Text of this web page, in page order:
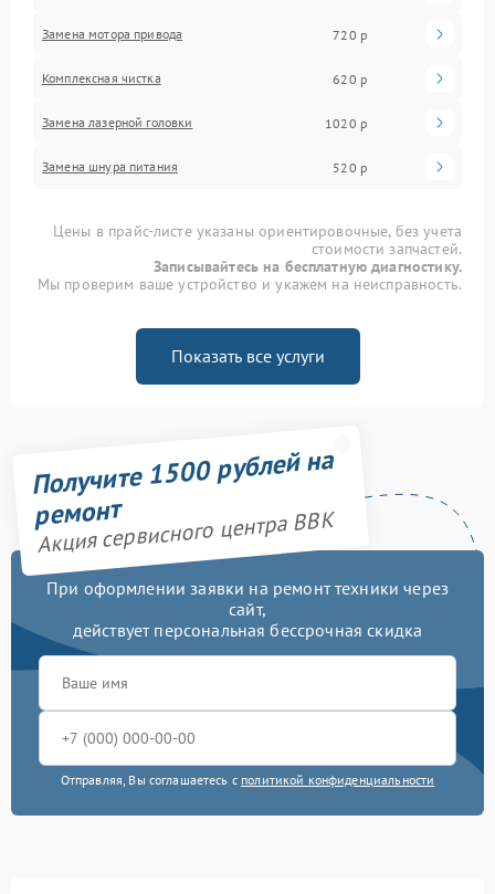
Замена мотора привода 720 р
Комплексная чистка 620 р
Замена лазерной головки 1020 р
Замена шнура питания 520 р
Цены в прайс-листе указаны ориентировочные, без учета
стоимости запчастей.
Записывайтесь на бесплатную диагностику.
Мы проверим ваше устройство и укажем на неисправность.
Показать все услуги
Получите 1500 рублей на
ремонт
Акция сервисного центра BBK
При оформлении заявки на ремонт техники через
сайт,
действует персональная бессрочная скидка
Отправляя, Вы соглашаетесь с политикой конфиденциальности